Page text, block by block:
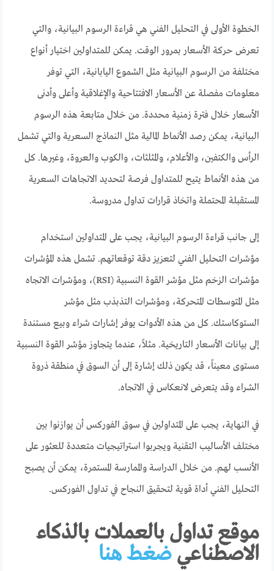
الخطوة الأولى في التحليل الفني هي قراءة الرسوم البيانية، والتي
تعرض حركة الأسعار بمرور الوقت. يمكن للمتداولين اختيار أنواع
مختلفة من الرسوم البيانية مثل الشموع اليابانية، التي توفر
معلومات مفصلة عن الأسعار الافتتاحية والإغلاقية وأعلى وأدنى
الأسعار خلال فترة زمنية محددة. من خلال متابعة هذه الرسوم
البيانية، يمكن رصد الأنماط المالية مثل النماذج السعرية والتي تشمل
الرأس والكتفين، والأعلام، والمثلثات، والكوب والعروة، وغيرها. كل
من هذه الأنماط يتيح للمتداول فرصة لتحديد الاتجاهات السعرية
المستقبلة المحتملة واتخاذ قرارات تداول مدروسة.
إلى جانب قراءة الرسوم البيانية، يجب على المتداولين استخدام
مؤشرات التحليل الفني لتعزيز دقة توقعاتهم. تشمل هذه المؤشرات
مؤشرات الزخم مثل مؤشر القوة النسبية (RSI)، ومؤشرات الاتجاه
مثل المتوسطات المتحركة، ومؤشرات التذبذب مثل مؤشر
الستوكاستك. كل من هذه الأدوات يوفر إشارات شراء وبيع مستندة
إلى بيانات الأسعار التاريخية. مثلاً، عندما يتجاوز مؤشر القوة النسبية
مستوى معيناً، قد يكون ذلك إشارة إلى أن السوق في منطقة ذروة
الشراء وقد يتعرض لانعكاس في الاتجاه.
في النهاية، يجب على المتداولين في سوق الفوركس أن يوازنوا بين
مختلف الأساليب التقنية ويجربوا استراتيجيات متعددة للعثور على
الأنسب لهم. من خلال الدراسة والممارسة المستمرة، يمكن أن يصبح
التحليل الفني أداة قوية لتحقيق النجاح في تداول الفوركس.
موقع تداول بالعملات بالذكاء
الاصطناعيضغط هنا